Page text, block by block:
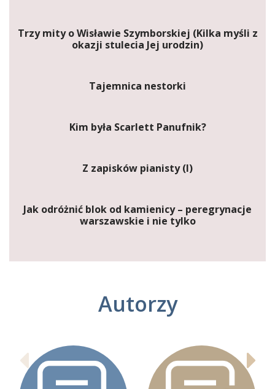
Trzy mity o Wisławie Szymborskiej (Kilka myśli z
okazji stulecia Jej urodzin)
Tajemnica nestorki
Kim była Scarlett Panufnik?
Z zapisków pianisty (I)
Jak odróżnić blok od kamienicy – peregrynacje
warszawskie i nie tylko
Autorzy